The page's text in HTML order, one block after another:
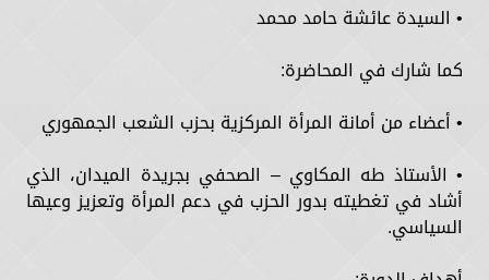
• السيدة عائشة حامد محمد
كما شارك في المحاضرة:
• أعضاء من أمانة المرأة المركزية بحزب الشعب الجمهوري
• الأستاذ طه المكاوي – الصحفي بجريدة الميدان، الذي
أشاد في تغطيته بدور الحزب في دعم المرأة وتعزيز وعيها
السياسي.